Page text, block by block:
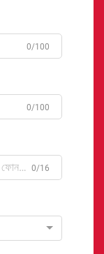
0/100
0/100
0/16